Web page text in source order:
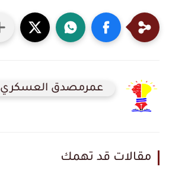
عمرمصدق العسكري
مقالات قد تهمك